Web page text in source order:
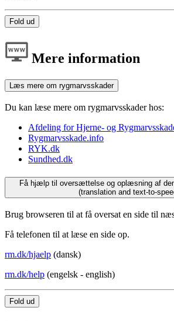
Fold ud
Mere information
Læs mere om rygmarvsskader
Du kan læse mere om rygmarvsskader hos:
Afdeling for Hjerne- og
Rygmarvsskade.info
RYK.dk
Sundhed.dk
Få hjælp til oversættelse og oplæsning af
(translation and text-to-
Brug browseren til at få oversat en side til
Få telefonen til at læse en side op.
rm.dk/hjaelp (dansk)
rm.dk/help (engelsk - english)
Fold ud